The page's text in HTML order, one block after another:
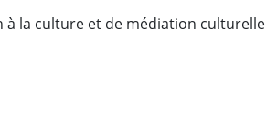
à la culture et de médiation culturelle